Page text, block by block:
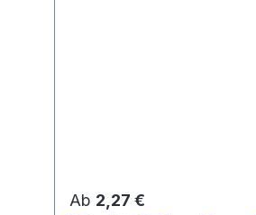
Regulärer Preis:
Ab 2,27 €